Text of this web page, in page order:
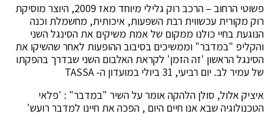
פשוטי הרחוב – הרכב רוק גלילי מיוחד מאז 2009, היוצר מוסיקת
רוק מקורית עכשווית רבת השפעות, איכותית, מחשמלת וכנה
הנוגעת בחיי כולנו ממקום של אמת משיקים את הסינגל השני
והקליפ "במדבר" וממשיכים בסיבוב ההופעות לאחר שהשיקו את
הסינגל הראשון 'זה הזמן' לקראת האלבום השני שבדרך בהפקתו
של עמיר לב. יום רביעי, 31 ביולי במועדון ה- TASSA
איציק אלול, סולן הלהקה אומר על השיר "במדבר" : 'פלאי
הטכנולוגיה שבא אנו חיים היום , הפכה את חיינו למדבר רועש'